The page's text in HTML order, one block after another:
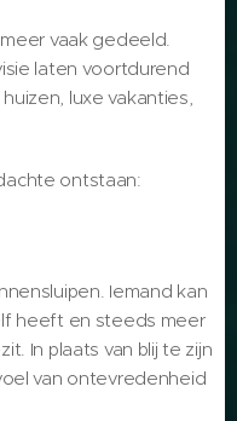
vaak gedeeld.
laten voortdurend
luxe vakanties,
ontstaan:
Iemand kan
heeft en steeds meer
In plaats van blij te zijn
van ontevredenheid